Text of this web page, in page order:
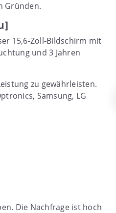
Gründen.
15,6-Zoll-Bildschirm mit
und 3 Jahren
zu gewährleisten.
Samsung, LG
Die Nachfrage ist hoch